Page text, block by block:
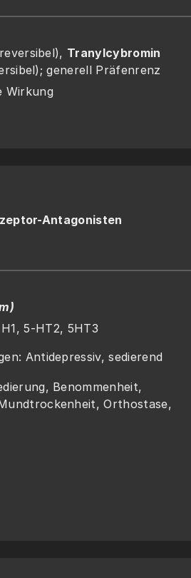
Tranylcybromin
generell Präfenrenz
Wirkung
Antagonisten
H1, 5-HT2, 5HT3
Antidepressiv, sedierend
Benommenheit,
Orthostase,